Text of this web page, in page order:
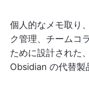
個人的なメモ取り
ク管理、チームコ
ために設計された
Obsidian の代替製